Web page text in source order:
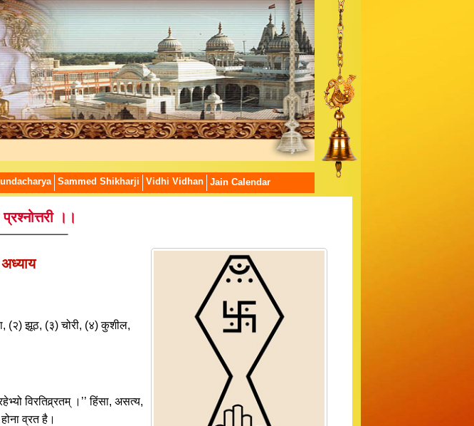
Sammed Shikharji Vidhi Vidhan Jain Calendar
।।
(२) झूठ, (३) चोरी, (४) कुशील,
विरतिव्र्रतम् ।’’ हिंसा, असत्य,
व्रत है।